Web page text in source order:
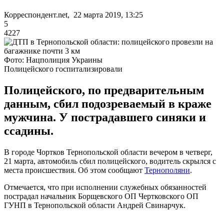
Корреспондент.net, 22 марта 2019, 13:25
5
4227
Фото: Нацполиция Украины
Полицейского госпитализировали
Полицейского, по предварительным
данным, сбил подозреваемый в краже
мужчина. У пострадавшего синяки и
ссадины.
В городе Чортков Тернопольской области вечером в четверг,
21 марта, автомобиль сбил полицейского, водитель скрылся с
места происшествия. Об этом сообщают Тернополяни.
Отмечается, что при исполнении служебных обязанностей
пострадал начальник Борщевского ОП Чертковского ОП
ГУНП в Тернопольской области Андрей Свинарчук.